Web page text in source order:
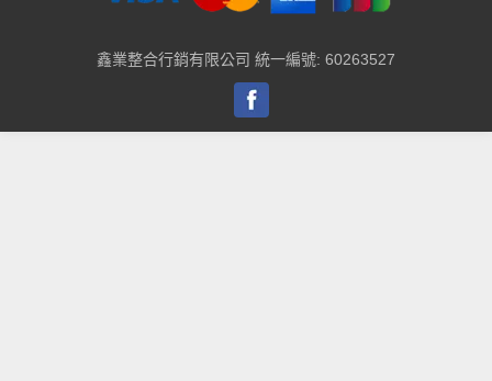
鑫業整合行銷有限公司 統一編號: 60263527